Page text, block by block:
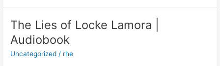
:
Bibliothek
The Lies of Locke Lamora |
Audiobook
Uncategorized / rhe
The
Lies
of
Locke